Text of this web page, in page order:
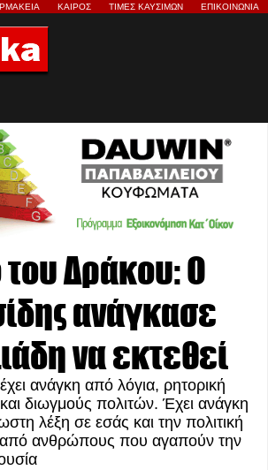
ΚΑΙΡΟΣ ΤΙΜΕΣ ΚΑΥΣΙΜΩΝ ΕΠΙΚΟΙΝΩΝΙΑ
του Δράκου: Ο
ανάγκασε
να εκτεθεί
ανάγκη από λόγια, ρητορική
διωγμούς πολιτών. Έχει ανάγκη
λέξη σε εσάς και την πολιτική
ανθρώπους που αγαπούν την